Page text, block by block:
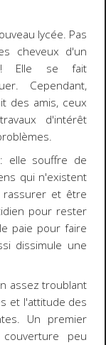
lycée. Pas
cheveux d'un
! Elle se fait
Cependant,
des amis, ceux
d'intérêt
elle souffre de
qui n'existent
et être
pour rester
paie pour faire
dissimule une
assez troublant
et l'attitude des
Un premier
peu